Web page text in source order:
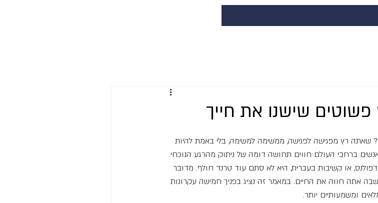
שאתה רץ מפגישה לפגישה, ממשימה למשימה, בלי באמת להיות
ברחבי העולם חווים תחושה דומה של ניתוק מהרגע הנוכחי.
או קשיבות בעברית, היא לא סתם עוד טרנד חולף. מדובר
אתה חווה את החיים. במאמר זה נציג בפניך חמישה עקרונות
ומשמעותיים יותר.